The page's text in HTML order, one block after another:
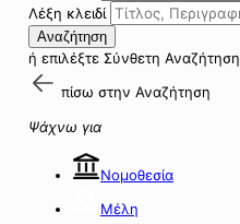
Λέξη κλειδί
Αναζήτηση
ή επιλέξτε Σύνθετη Αναζήτηση
πίσω στην Αναζήτηση
Ψάχνω για
Νομοθεσία
Μέλη